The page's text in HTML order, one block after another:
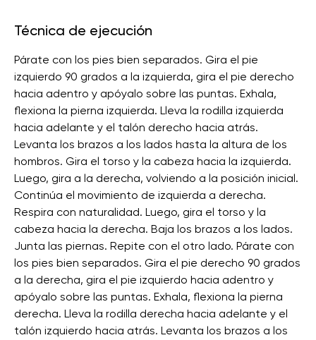
Técnica de ejecución
Párate con los pies bien separados. Gira el pie
izquierdo 90 grados a la izquierda, gira el pie derecho
hacia adentro y apóyalo sobre las puntas. Exhala,
flexiona la pierna izquierda. Lleva la rodilla izquierda
hacia adelante y el talón derecho hacia atrás.
Levanta los brazos a los lados hasta la altura de los
hombros. Gira el torso y la cabeza hacia la izquierda.
Luego, gira a la derecha, volviendo a la posición inicial.
Continúa el movimiento de izquierda a derecha.
Respira con naturalidad. Luego, gira el torso y la
cabeza hacia la derecha. Baja los brazos a los lados.
Junta las piernas. Repite con el otro lado. Párate con
los pies bien separados. Gira el pie derecho 90 grados
a la derecha, gira el pie izquierdo hacia adentro y
apóyalo sobre las puntas. Exhala, flexiona la pierna
derecha. Lleva la rodilla derecha hacia adelante y el
talón izquierdo hacia atrás. Levanta los brazos a los